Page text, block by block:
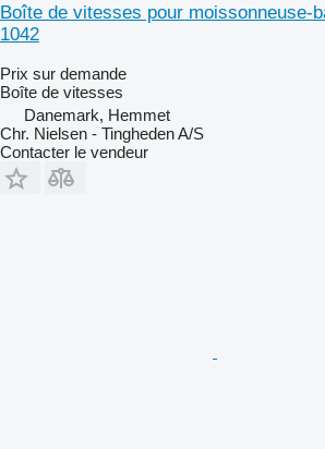
Boîte de vitesses pour moissonneuse-
1042
Prix sur demande
Boîte de vitesses
Danemark, Hemmet
Chr. Nielsen - Tingheden A/S
Contacter le vendeur